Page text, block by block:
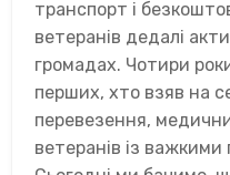
транспорт і
ветеранів дедалі
громадах. Чотири
перших, хто взяв на
перевезення,
ветеранів із